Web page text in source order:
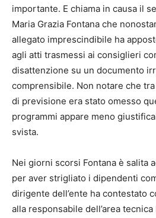
importante. E chiama in causa il
Maria Grazia Fontana che
allegato imprescindibile ha
agli atti trasmessi ai consiglieri
disattenzione su un documento
comprensibile. Non notare che
di previsione era stato omesso
programmi appare meno
svista.
Nei giorni scorsi Fontana è salita
per aver strigliato i dipendenti
dirigente dell’ente ha contestato
alla responsabile dell’area tecnica